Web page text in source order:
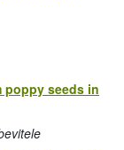
poppy seeds in